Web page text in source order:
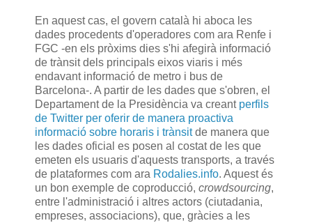
En aquest cas, el govern català hi aboca les
dades procedents d'operadores com ara Renfe i
FGC -en els pròxims dies s'hi afegirà informació
de trànsit dels principals eixos viaris i més
endavant informació de metro i bus de
Barcelona-. A partir de les dades que s'obren, el
Departament de la Presidència va creant perfils
de Twitter per oferir de manera proactiva
informació sobre horaris i trànsitde manera que
les dades oficial es posen al costat de les que
emeten els usuaris d'aquests transports, a través
de plataformes com ara Rodalies.info. Aquest és
un bon exemple de coproducció, crowdsourcing,
entre l'administració i altres actors (ciutadania,
empreses, associacions), que, gràcies a les